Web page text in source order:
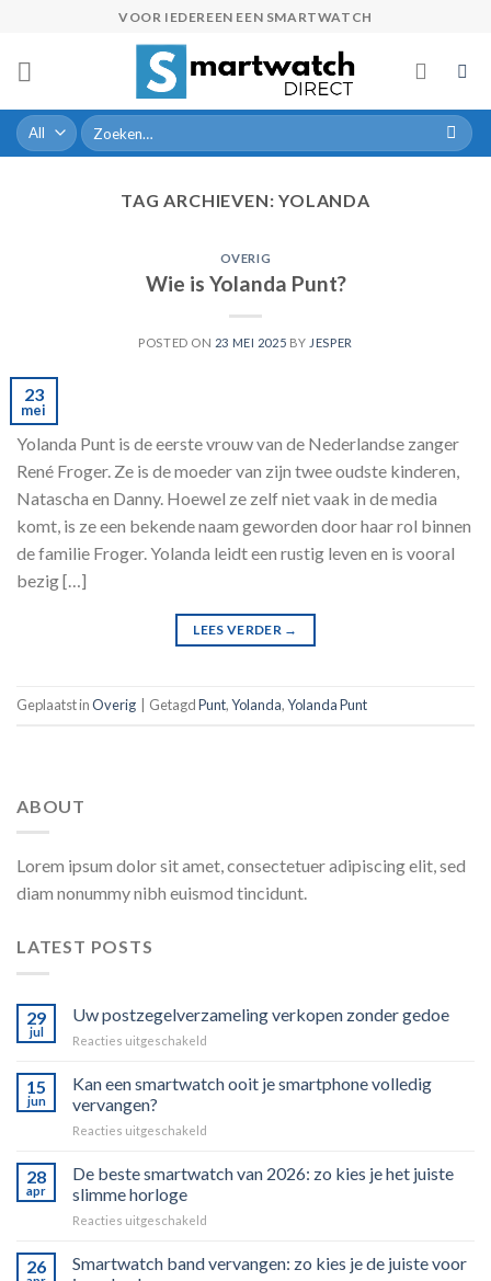
content
VOOR IEDEREEN EEN SMARTWATCH
Zoeken
naar:
TAG ARCHIEVEN:YOLANDA
OVERIG
Wie is Yolanda Punt?
POSTED ON 23 MEI 2025 BY JESPER
23
mei
Yolanda Punt is de eerste vrouw van de Nederlandse zanger
René Froger. Ze is de moeder van zijn twee oudste kinderen,
Natascha en Danny. Hoewel ze zelf niet vaak in de media
komt, is ze een bekende naam geworden door haar rol binnen
de familie Froger. Yolanda leidt een rustig leven en is vooral
bezig […]
LEES VERDER →
Geplaatst inOverig GetagdPunt,Yolanda,Yolanda Punt
ABOUT
Lorem ipsum dolor sit amet, consectetuer adipiscing elit, sed
diam nonummy nibh euismod tincidunt.
LATEST POSTS
29
jul
Uw postzegelverzameling verkopen zonder gedoe
Reacties uitgeschakeld
postzegelverzameling
verkopen
15
jun
Kan een smartwatch ooit je smartphone volledig
vervangen?
Reacties uitgeschakeld
een
smartwatch
volledig
vervangen?
28
apr
De beste smartwatch van 2026: zo kies je het juiste
slimme horloge
Reacties uitgeschakeld
smartwatch
26
Smartwatch band vervangen: zo kies je de juiste voor